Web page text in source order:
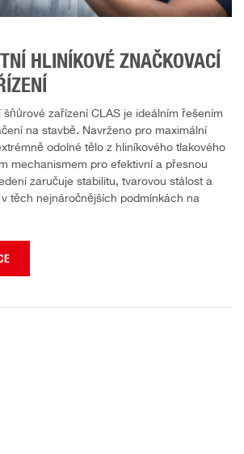
HLINÍKOVÉ ZNAČKOVACÍ
šňůrové zařízení CLAS je ideálním řešením
na stavbě. Navrženo pro maximální
odolné tělo z hliníkového tlakového
mechanismem pro efektivní a přesnou
zaručuje stabilitu, tvarovou stálost a
těch nejnáročnějších podmínkách na